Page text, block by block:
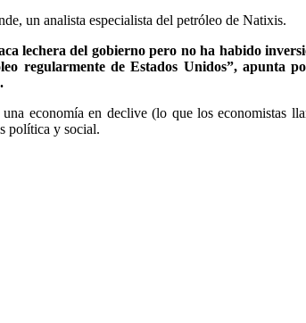
un analista especialista del petróleo de Natixis.
lechera del gobierno pero no ha habido
regularmente de Estados Unidos”, apunta
economía en declive (lo que los economistas
política y social.